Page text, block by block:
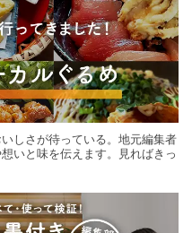
しさが待っている。地元編集者
いと味を伝えます。見ればきっ